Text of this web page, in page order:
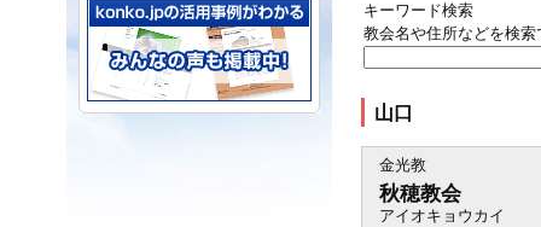
キーワード検索
教会名や住所などを検
山口
金光教
秋穂教会
アイオキョウカイ